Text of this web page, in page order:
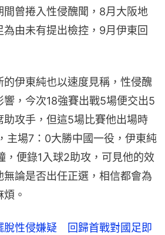
間曾捲入性侵醜聞，8月大阪地
由未有提出檢控，9月伊東回
的伊東純也以速度見稱，性侵醜
響，今次18強賽出戰5場便交出5
助攻手，但這5場比賽他出場時
主場7：0大勝中國一役，伊東純
，便錄1入球2助攻，可見他的效
論是否出任正選，相信都會為
。
脫性侵嫌疑 回歸首戰對國足即